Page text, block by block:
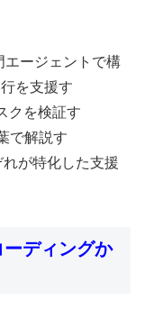
エージェントで構
を支援す
クを検証す
で解説す
れが特化した支援
ーディングか